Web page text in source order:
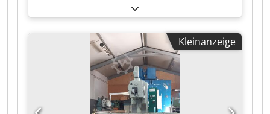
, Spindeldrehzahl (max.):
Art des Eingangsstroms:Drehstrom,
Gesamtgewicht:5’500 kg, Eingangsspannung:
, CHEVALIER QP2033-L Vertikal-
Bearbeitungszentrum. Die Maschine steht zur
Besichtigung in Riga, Lettland, bereit. Die
Maschine ist aktuell unter Strom und kann nach
Terminvereinbarung besichtigt werden.
Dcjdpfxezfgmxs Airok Zusätzliche Fotos und
Kleinanzeige